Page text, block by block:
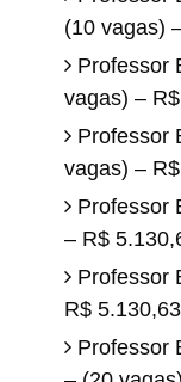
(10 vagas)
Professor
vagas) –
Professor
vagas) –
Professor
– R$
Professor
R$ 5.130,63
Professor